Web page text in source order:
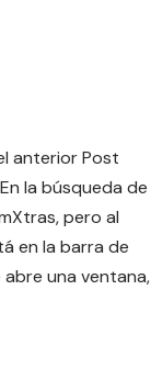
anterior Post
la búsqueda de
, pero al
en la barra de
una ventana,